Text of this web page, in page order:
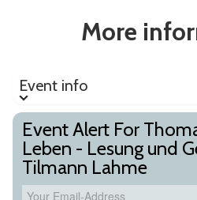
More
Event info
Event Alert For
Leben - Lesung und
Tilmann Lahme
Your Email-Address